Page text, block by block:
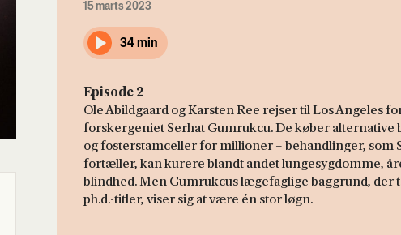
15 marts 2023
34 min
Episode 2
Ole Abildgaard og Karsten Ree rejser til Los Angeles
forskergeniet Serhat Gumrukcu. De køber alternative
og fosterstamceller for millioner – behandlinger, som
fortæller, kan kurere blandt andet lungesygdomme,
blindhed. Men Gumrukcus lægefaglige baggrund, der
ph.d.-titler, viser sig at være én stor løgn.